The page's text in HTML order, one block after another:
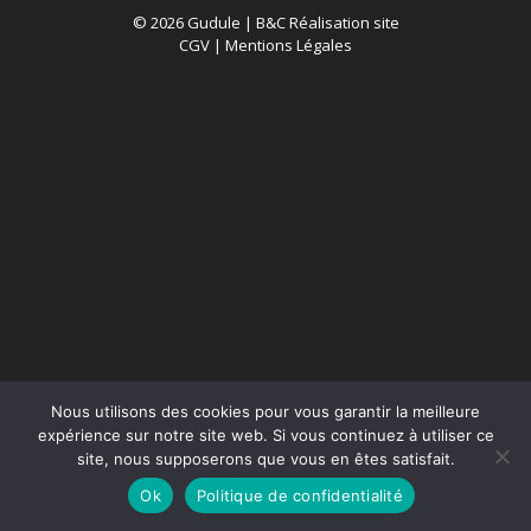
© 2026 Gudule | B&C Réalisation site
CGV | Mentions Légales
Nous utilisons des cookies pour vous garantir la meilleure
expérience sur notre site web. Si vous continuez à utiliser ce
site, nous supposerons que vous en êtes satisfait.
Ok
Politique de confidentialité